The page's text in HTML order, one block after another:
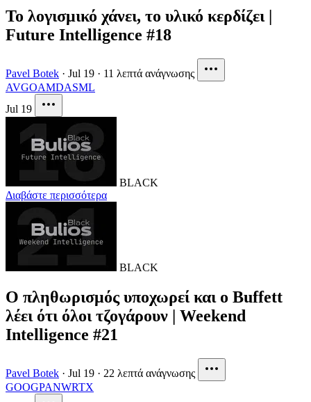
Το λογισμικό χάνει, το υλικό κερδίζει |
Future Intelligence #18
Pavel Botek · Jul 19 · 11 λεπτά ανάγνωσης
AVGOAMDASML
Jul 19
BLACK
Διαβάστε περισσότερα
BLACK
Ο πληθωρισμός υποχωρεί και ο Buffett
λέει ότι όλοι τζογάρουν | Weekend
Intelligence #21
Pavel Botek · Jul 19 · 22 λεπτά ανάγνωσης
GOOGPANWRTX